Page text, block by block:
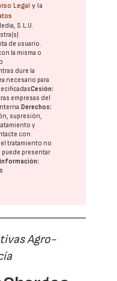
Legal y la
S.L.U.
de usuario.
la misma o
dure la
necesario para
Cesión:
empresas del
Derechos:
supresión,
y
con
tratamiento no
puede presentar
Agro-